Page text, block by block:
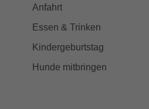
Anfahrt
Essen & Trinken
Kindergeburtstag
Hunde mitbringen